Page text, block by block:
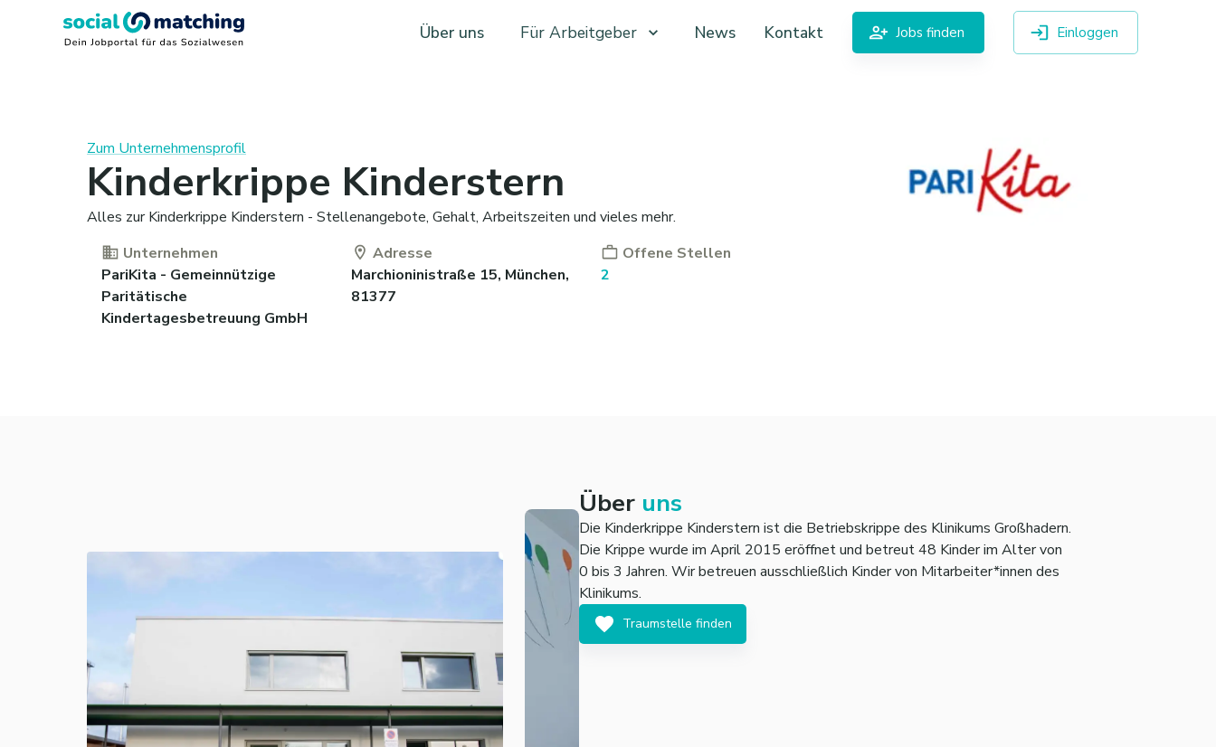
Über uns Für Arbeitgeber News Kontakt Jobs finden Einloggen
Zum Unternehmensprofil
Kinderkrippe Kinderstern
Alles zur Kinderkrippe Kinderstern - Stellenangebote, Gehalt, Arbeitszeiten und vieles mehr.
Unternehmen
PariKita - Gemeinnützige
Paritätische
Kindertagesbetreuung GmbH
Adresse
Marchioninistraße 15, München,
81377
Offene Stellen
2
Über uns
Die Kinderkrippe Kinderstern ist die Betriebskrippe des Klinikums Großhadern.
Die Krippe wurde im April 2015 eröffnet und betreut 48 Kinder im Alter von
0 bis 3 Jahren. Wir betreuen ausschließlich Kinder von Mitarbeiter*innen des
Klinikums.
Traumstelle finden